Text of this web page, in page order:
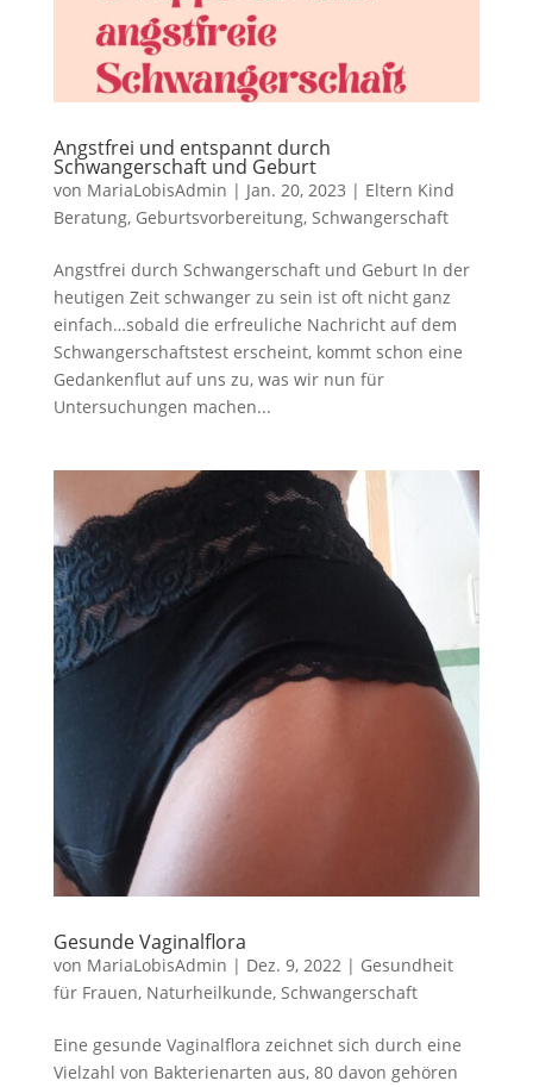
Angstfrei und entspannt durch
Schwangerschaft und Geburt
von MariaLobisAdmin | Jan. 20, 2023 | Eltern Kind
Beratung, Geburtsvorbereitung, Schwangerschaft
Angstfrei durch Schwangerschaft und Geburt In der
heutigen Zeit schwanger zu sein ist oft nicht ganz
einfach…sobald die erfreuliche Nachricht auf dem
Schwangerschaftstest erscheint, kommt schon eine
Gedankenflut auf uns zu, was wir nun für
Untersuchungen machen...
Gesunde Vaginalflora
von MariaLobisAdmin | Dez. 9, 2022| Gesundheit
für Frauen, Naturheilkunde, Schwangerschaft
Eine gesunde Vaginalflora zeichnet sich durch eine
Vielzahl von Bakterienarten aus, 80 davon gehören